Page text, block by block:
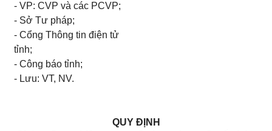
- VP: CVP và các PCVP;
- Sở Tư pháp;
- Cổng Thông tin điện tử
tỉnh;
- Công báo tỉnh;
- Lưu: VT, NV.
QUY ĐỊNH